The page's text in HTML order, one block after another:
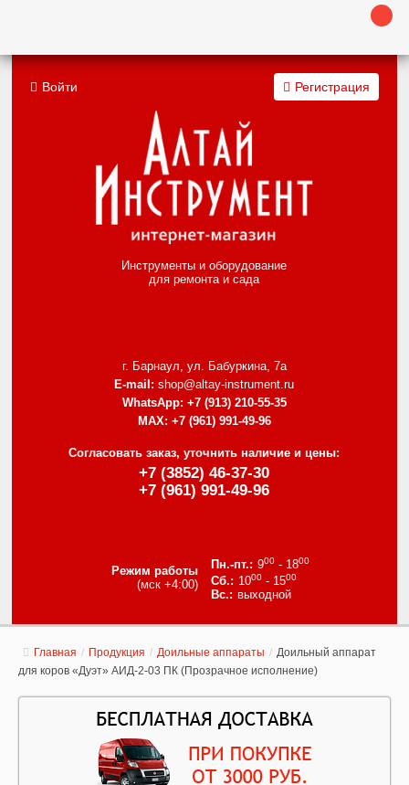
Инструменты и оборудование
для ремонта и сада
г. Барнаул, ул. Бабуркина, 7а
E-mail: shop@altay-instrument.ru
WhatsApp: +7 (913) 210-55-35
MAX: +7 (961) 991-49-96
Согласовать заказ, уточнить наличие и цены:
+7 (3852) 46-37-30
+7 (961) 991-49-96
Режим работы
(мск +4:00)
900- 1800
1000- 1500
выходной
Войти Регистрация
Главная / Продукция / Доильные аппараты / Доильный аппарат
для коров «Дуэт» АИД-2-03 ПК (Прозрачное исполнение)